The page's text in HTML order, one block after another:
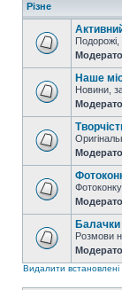
Різне
Наше
Новини,
Балачки
Розмови
Видалити